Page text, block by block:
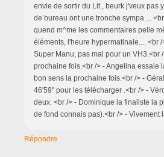
envie de sortir du Lit , beurk j'veux pas
de bureau ont une tronche sympa ...
quend m^me les commentaires pelle
éléments, l'heure hypermatinale.... <br
Super Manu, pas mal pour un VH3.<br
prochaine fois.<br /> - Angelina essaie
bon sens la prochaine fois.<br /> -
46'59'' pour les télécharger .<br /> -
deux. <br /> - Dominique la finaliste la
de fond connais pas).<br /> - Vivement
Répondre